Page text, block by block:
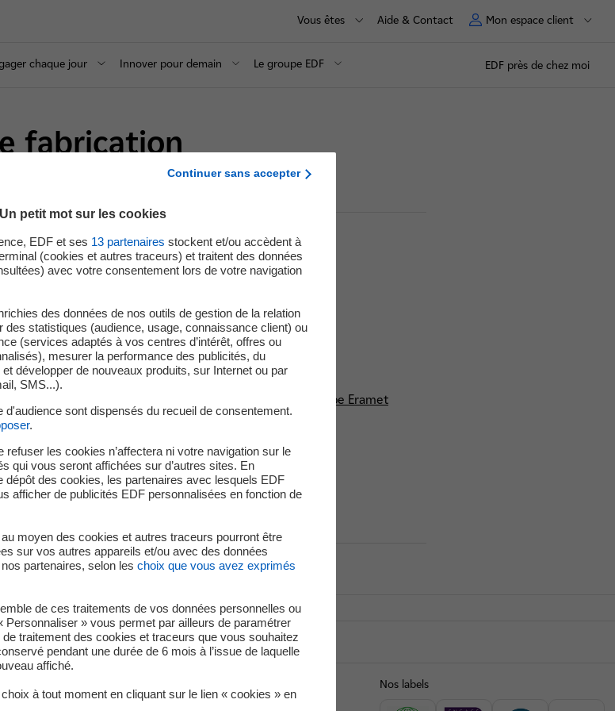
Vous êtes Aide & Contact Mon espace client
chaque jour Innover pour demain Le groupe EDF EDF près de chez moi
fabrication
Dossiers de fabrication Creusot Forge
Revue des processus qualité du groupe Eramet
Haut de page
Nos labels
Continuer sans accepter
Un petit mot sur les cookies
EDF et ses 13 partenaires stockent et/ou accèdent à
(cookies et autres traceurs) et traitent des données
avec votre consentement lors de votre navigation
des données de nos outils de gestion de la relation
des statistiques (audience, usage, connaissance client) ou
(services adaptés à vos centres d’intérêt, offres ou
mesurer la performance des publicités, du
développer de nouveaux produits, sur Internet ou par
SMS...).
sont dispensés du recueil de consentement.
.
refuser les cookies n’affectera ni votre navigation sur le
qui vous seront affichées sur d’autres sites. En
dépôt des cookies, les partenaires avec lesquels EDF
afficher de publicités EDF personnalisées en fonction de
moyen des cookies et autres traceurs pourront être
sur vos autres appareils et/ou avec des données
partenaires, selon les choix que vous avez exprimés
de ces traitements de vos données personnelles ou
Personnaliser » vous permet par ailleurs de paramétrer
traitement des cookies et traceurs que vous souhaitez
pendant une durée de 6 mois à l’issue de laquelle
affiché.
à tout moment en cliquant sur le lien « cookies » en